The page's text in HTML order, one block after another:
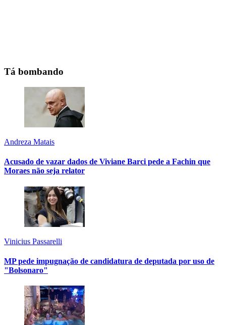
Tá bombando
Andreza Matais
Acusado de vazar dados de Viviane Barci pede a Fachin que
Moraes não seja relator
Vinicius Passarelli
MP pede impugnação de candidatura de deputada por uso de
"Bolsonaro"